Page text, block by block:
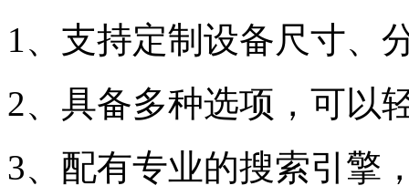
1、支持定制设备尺寸、
2、具备多种选项，可以
3、配有专业的搜索引擎